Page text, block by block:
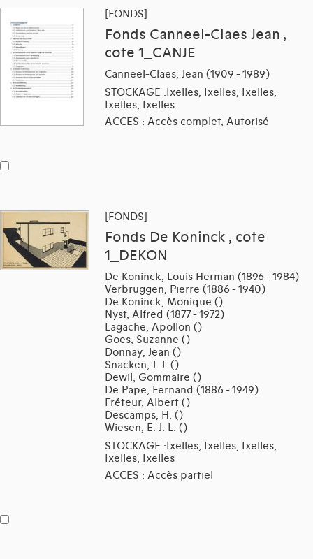
[FONDS]
Fonds Canneel-Claes Jean ,
cote 1_CANJE
Canneel-Claes, Jean (1909 - 1989)
STOCKAGE :Ixelles, Ixelles, Ixelles,
Ixelles, Ixelles
ACCES : Accès complet, Autorisé
[FONDS]
Fonds De Koninck , cote
1_DEKON
De Koninck, Louis Herman (1896 - 1984)
Verbruggen, Pierre (1886 - 1940)
De Koninck, Monique ()
Nyst, Alfred (1877 - 1972)
Lagache, Apollon ()
Goes, Suzanne ()
Donnay, Jean ()
Snacken, J. J. ()
Dewil, Gommaire ()
De Pape, Fernand (1886 - 1949)
Fréteur, Albert ()
Descamps, H. ()
Wiesen, E. J. L. ()
STOCKAGE :Ixelles, Ixelles, Ixelles,
Ixelles, Ixelles
ACCES : Accès partiel